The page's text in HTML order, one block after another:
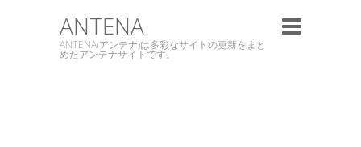
ANTENA
ANTENA(アンテナ)は多彩なサイトの更新をまと
めたアンテナサイトです。